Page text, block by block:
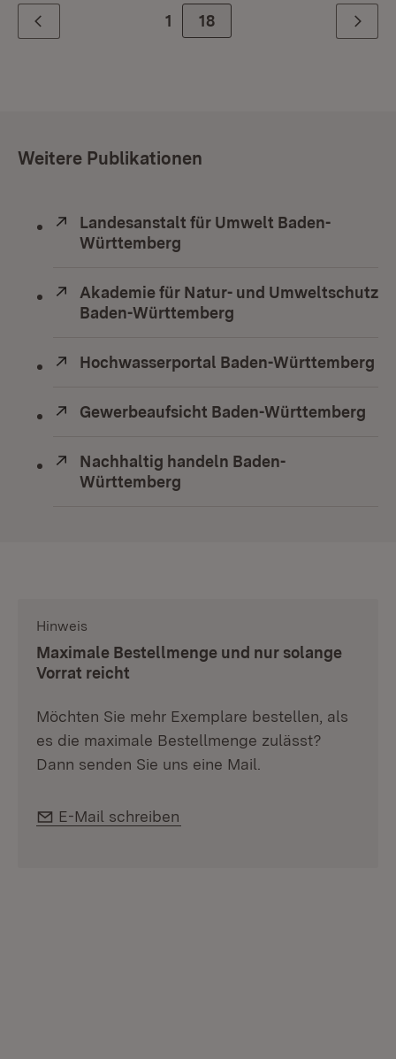
Zurück 1 Zur Seite
18 Weiter
Weitere Publikationen
Extern:
Landesanstalt für Umwelt Baden-
Württemberg
Extern:
Akademie für Natur- und Umweltschutz
Baden-Württemberg
Extern:
Hochwasserportal Baden-Württemberg
Extern:
Gewerbeaufsicht Baden-Württemberg
Extern:
Nachhaltig handeln Baden-
Württemberg
Hinweis
Maximale Bestellmenge und nur solange
Vorrat reicht
Möchten Sie mehr Exemplare bestellen, als
es die maximale Bestellmenge zulässt?
Dann senden Sie uns eine Mail.
E-Mail:
E-Mail schreiben